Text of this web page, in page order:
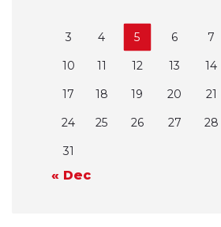
3
4 5 6 7
10
11 12 13 14
17
18 19 20 21
24
25 26 27 28
31
« Dec